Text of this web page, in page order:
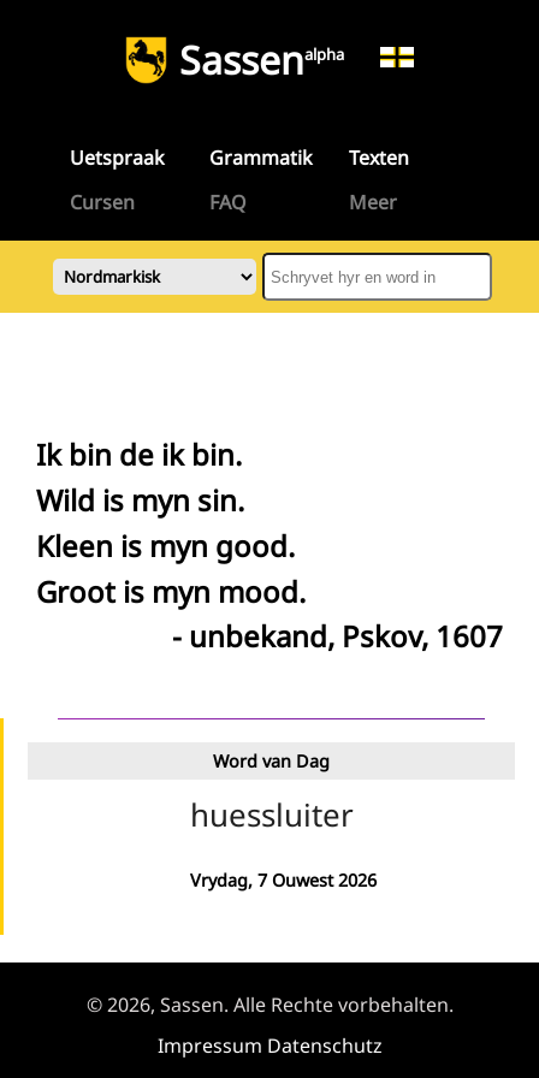
Sassenalpha
Uetspraak Grammatik
Texten
Cursen
FAQ Meer
Ik bin de ik bin.
Wild is myn sin.
Kleen is myn good.
Groot is myn mood.
- unbekand, Pskov, 1607
Word van Dag
huessluiter
Vrydag, 7 Ouwest 2026
© 2026, Sassen. Alle Rechte vorbehalten.
Impressum Datenschutz